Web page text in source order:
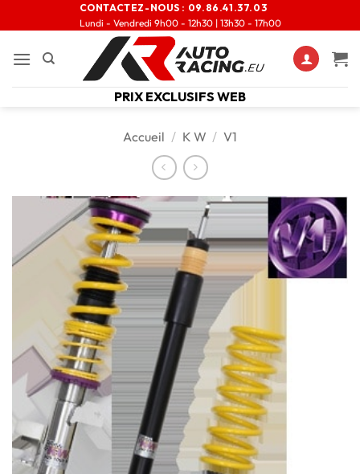
CONTACTEZ-NOUS : 09.86.41.37.03
Lundi - Vendredi 9h00 - 12h30 | 13h30 - 17h00
PRIX EXCLUSIFS WEB
Accueil / K W / V1